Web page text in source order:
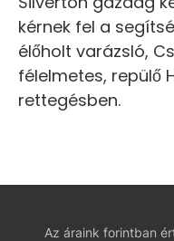
kérnek fel a
élőholt varázsló,
félelmetes, repülő
rettegésben.
Az áraink forintban